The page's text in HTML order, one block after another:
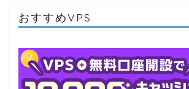
おすすめVPS